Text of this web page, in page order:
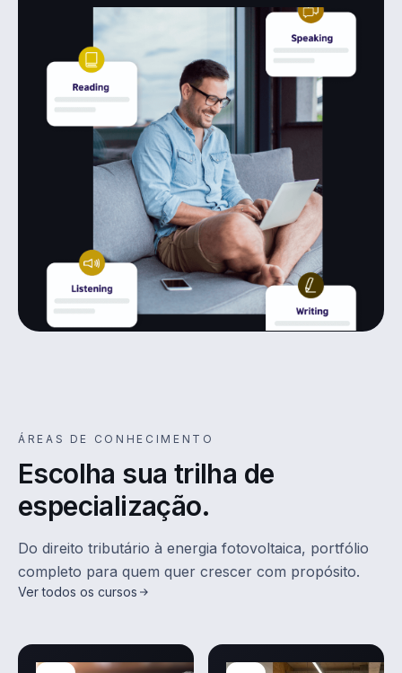
ÁREAS DE CONHECIMENTO
Escolha sua trilha de
especialização.
Do direito tributário à energia fotovoltaica, portfólio
completo para quem quer crescer com propósito.
Ver todos os cursos